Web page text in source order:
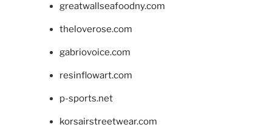
greatwallseafoodny.com
theloverose.com
gabriovoice.com
resinflowart.com
p-sports.net
korsairstreetwear.com